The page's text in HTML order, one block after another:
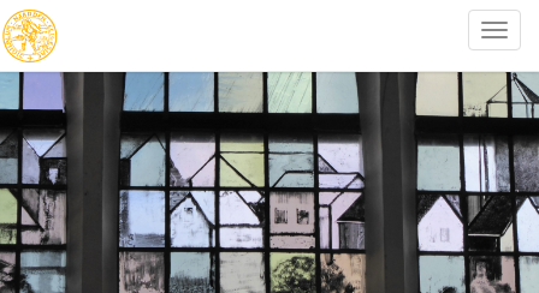
Toggle